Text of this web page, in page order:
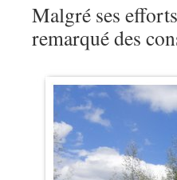
Malgré ses
remarqué des